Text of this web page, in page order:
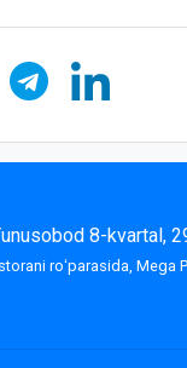
8-kvartal,
roʻparasida, Mega